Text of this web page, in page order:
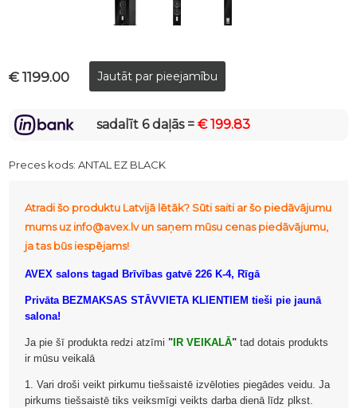
€ 1199.00
sadalīt 6 daļās =€ 199.83
Preces kods:ANTAL EZ BLACK
Atradi šo produktu Latvijā lētāk? Sūti saiti ar šo piedāvājumu
mums uz info@avex.lv un saņem mūsu cenas piedāvājumu,
ja tas būs iespējams!
AVEX salons tagad Brīvības gatvē 226 K-4, Rīgā
Privāta BEZMAKSAS STĀVVIETA KLIENTIEM tieši pie jaunā
salona!
Ja pie šī produkta redzi atzīmi " IR VEIKALĀ" tad dotais produkts
ir mūsu veikalā
1. Vari droši veikt pirkumu tiešsaistē izvēloties piegādes veidu. Ja
pirkums tiešsaistē tiks veiksmīgi veikts darba dienā līdz plkst.